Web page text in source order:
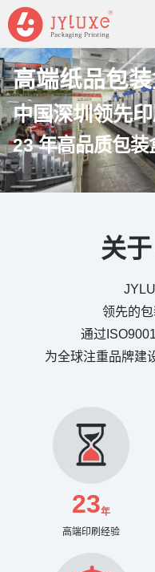
高端纸品包
中国深圳领先
23 年高品质包
关
领先的
通过
为全球注重品牌建
23年
高端印刷经验